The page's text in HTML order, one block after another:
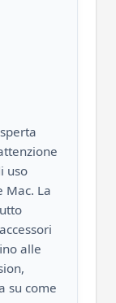
uso
Mac. La
alle
su come